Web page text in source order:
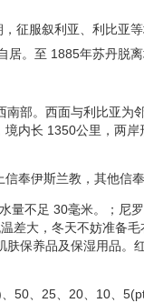
征服叙利亚、利比亚
。至 1885年苏丹脱
部。西面与利比亚为
内长 1350公里，两
奉伊斯兰教，其他信
不足 30毫米。；尼
差大，冬天不妨准备
保养品及保湿用品。
50、25、20、10、